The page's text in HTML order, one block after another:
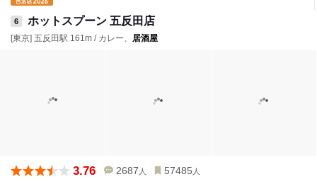
6 ホットスプーン 五反田店
[東京] 五反田駅 161m / カレー、 居酒屋
3.76 2687 人 57485 人